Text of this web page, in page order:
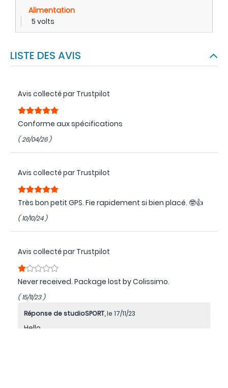
Alimentation
5 volts
LISTE DES AVIS
Avis collecté par Trustpilot
Conforme aux spécifications
( 26/04/26 )
Avis collecté par Trustpilot
Très bon petit GPS. Fie rapidement si bien placé. 🤓👍
( 10/10/24 )
Avis collecté par Trustpilot
Never received. Package lost by Colissimo.
( 15/11/23 )
Réponse de studioSPORT,le 17/11/23
Hello,